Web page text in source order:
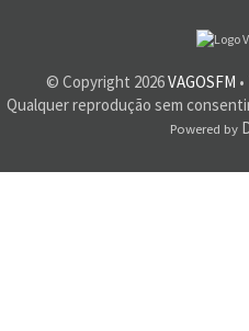
© Copyright 2026VAGOSFM
Qualquer reprodução sem
Powered by